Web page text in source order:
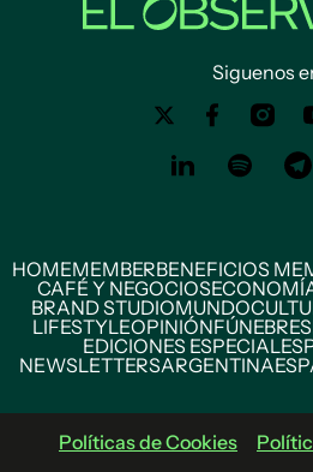
Siguenos
HOMEMEMBERBENEFICIOS
CAFÉ Y NEGOCIOS
BRAND STUDIOMUNDO
LIFESTYLEOPINIÓNFÚNEBRES
EDICIONES ESPECIALES
NEWSLETTERSARGENTINA
Políticas de Cookies